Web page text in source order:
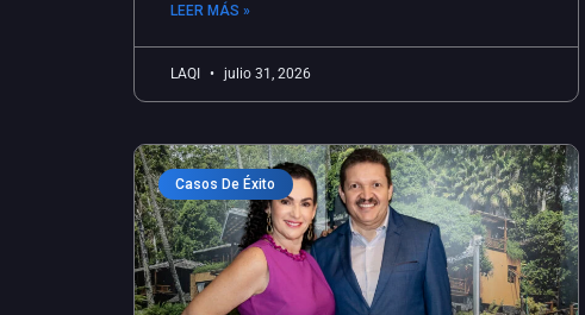
LEER MÁS »
LAQI julio 31, 2026
Casos De Éxito